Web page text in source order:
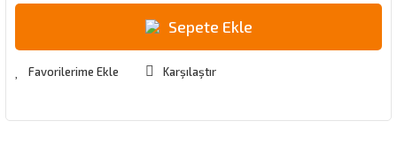
Sepete Ekle
Karşılaştır